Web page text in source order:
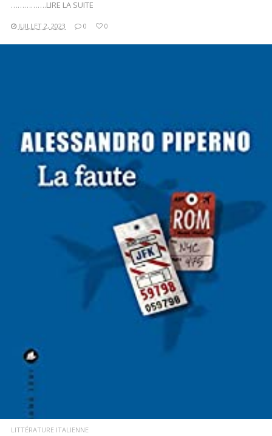
…………….LIRE LA SUITE
JUILLET 2, 2023 0 0
LIRE LA SUITE
LITTÉRATURE ITALIENNE